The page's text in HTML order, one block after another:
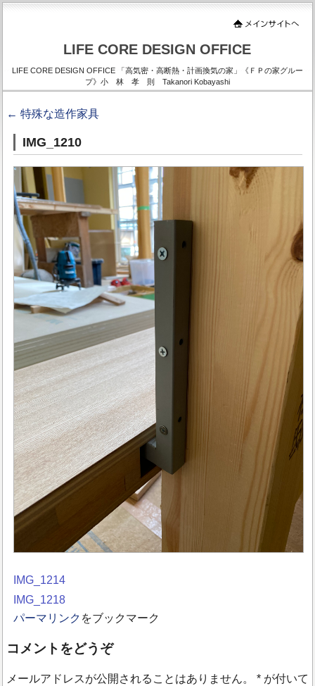
LIFE CORE DESIGN OFFICE
LIFE CORE DESIGN OFFICE 「高気密・高断熱・計画換気の家」《ＦＰの家グルー
プ》小 林 孝 則 Takanori Kobayashi
← 特殊な造作家具
IMG_1210
IMG_1214
IMG_1218
パーマリンク をブックマーク
コメントをどうぞ
メールアドレスが公開されることはありません。* が付いて